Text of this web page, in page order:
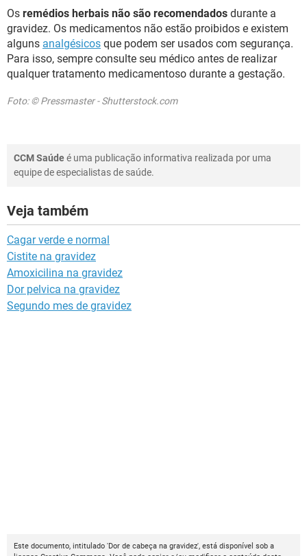
Os remédios herbais não são recomendados durante a
gravidez. Os medicamentos não estão proibidos e existem
alguns analgésicos que podem ser usados com segurança.
Para isso, sempre consulte seu médico antes de realizar
qualquer tratamento medicamentoso durante a gestação.
Foto: © Pressmaster - Shutterstock.com
CCM Saúdeé uma publicação informativa realizada por uma
equipe de especialistas de saúde.
Veja também
Cagar verde e normal
Cistite na gravidez
Amoxicilina na gravidez
Dor pelvica na gravidez
Segundo mes de gravidez
Este documento, intitulado 'Dor de cabeça na gravidez', está disponível sob a